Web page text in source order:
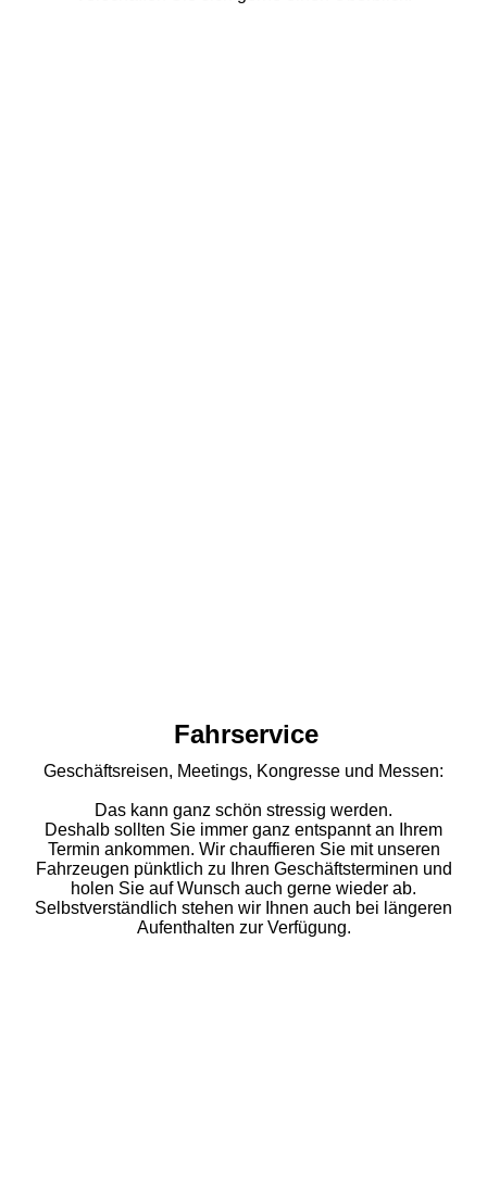
Fahrservice
Geschäftsreisen, Meetings, Kongresse und Messen:
Das kann ganz schön stressig werden.
Deshalb sollten Sie immer ganz entspannt an Ihrem
Termin ankommen. Wir chauffieren Sie mit unseren
Fahrzeugen pünktlich zu Ihren Geschäftsterminen und
holen Sie auf Wunsch auch gerne wieder ab.
Selbstverständlich stehen wir Ihnen auch bei längeren
Aufenthalten zur Verfügung.